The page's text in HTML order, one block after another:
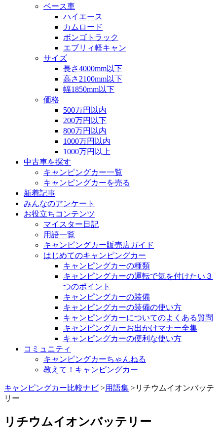
ベース車
ハイエース
カムロード
ボンゴトラック
エブリィ軽キャン
サイズ
長さ4000mm以下
高さ2100mm以下
幅1850mm以下
価格
500万円以内
200万円以下
800万円以内
1000万円以内
1000万円以上
中古車を探す
キャンピングカー一覧
キャンピングカーを売る
新着記事
みんなのアンケート
お役立ちコンテンツ
マイスター日記
用語一覧
キャンピングカー販売店ガイド
はじめてのキャンピングカー
キャンピングカーの種類
キャンピングカーの運転で気を付けたい３
つのポイント
キャンピングカーの装備
キャンピングカーの装備の使い方
キャンピングカーについてのよくある質問
キャンピングカーお出かけマナー全集
キャンピングカーの便利な使い方
コミュニティ
キャンピングカーちゃんねる
教えて！キャンピングカー
キャンピングカー比較ナビ >用語集 >リチウムイオンバッテ
リー
リチウムイオンバッテリー